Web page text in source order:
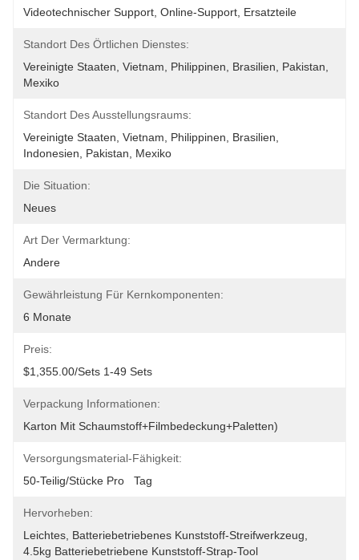
Videotechnischer Support, Online-Support, Ersatzteile
Standort Des Örtlichen Dienstes:
Vereinigte Staaten, Vietnam, Philippinen, Brasilien, Pakistan,
Mexiko
Standort Des Ausstellungsraums:
Vereinigte Staaten, Vietnam, Philippinen, Brasilien,
Indonesien, Pakistan, Mexiko
Die Situation:
Neues
Art Der Vermarktung:
Andere
Gewährleistung Für Kernkomponenten:
6 Monate
Preis:
$1,355.00/sets 1-49 Sets
Verpackung Informationen:
Karton Mit Schaumstoff+Filmbedeckung+Paletten)
Versorgungsmaterial-Fähigkeit:
50-Teilig/Stücke Pro   Tag
Hervorheben:
Leichtes Batteriebetriebenes Kunststoff-Streifwerkzeug
4.5kg Batteriebetriebene Kunststoff-Strap-Tool